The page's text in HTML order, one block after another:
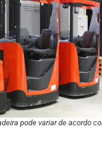
pode variar de acordo